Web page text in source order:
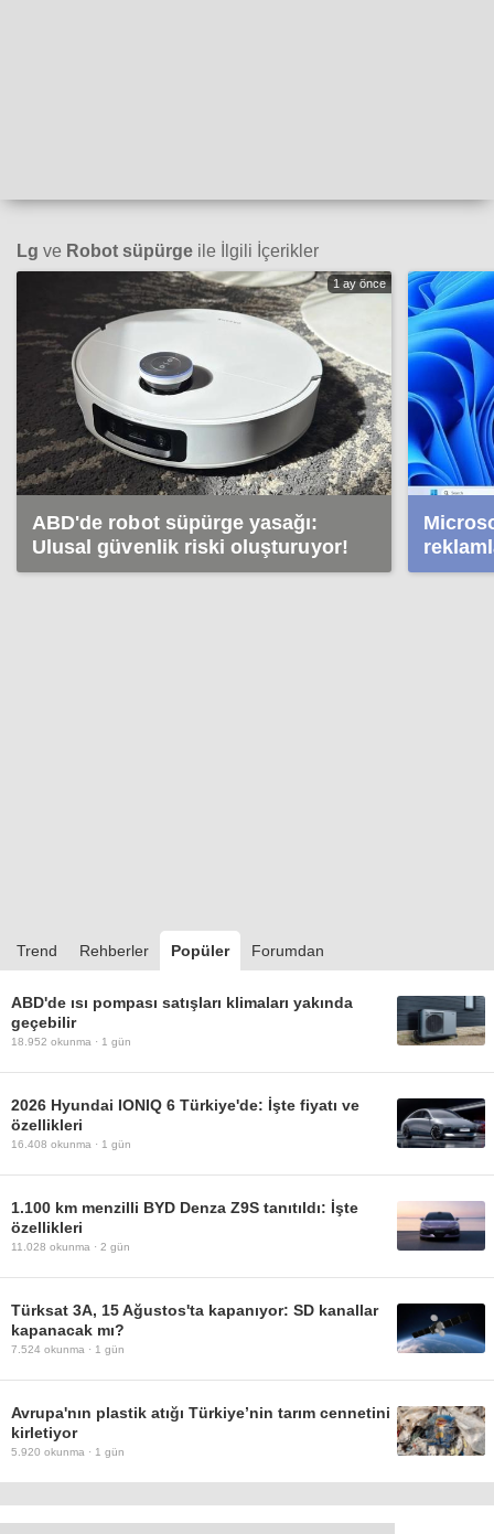
Lg ve Robot süpürge ile İlgili İçerikler
1 ay önce
ABD'de robot süpürge yasağı:
Ulusal güvenlik riski oluşturuyor!
Trend Rehberler Popüler Forumdan
ABD'de ısı pompası satışları klimaları yakında
geçebilir
18.952 okunma · 1 gün
2026 Hyundai IONIQ 6 Türkiye'de: İşte fiyatı ve
özellikleri
16.408 okunma · 1 gün
1.100 km menzilli BYD Denza Z9S tanıtıldı: İşte
özellikleri
11.028 okunma · 2 gün
Türksat 3A, 15 Ağustos'ta kapanıyor: SD kanallar
kapanacak mı?
7.524 okunma · 1 gün
Avrupa'nın plastik atığı Türkiye’nin tarım cennetini
kirletiyor
5.920 okunma · 1 gün